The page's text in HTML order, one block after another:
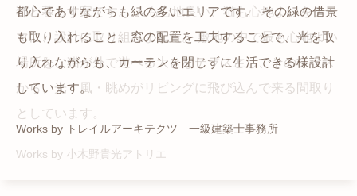
猫と暮らす家です。 人も心地良い、猫も心地よいをテー
マに、設計に取り組みました。 敷地の中で最も心地よい
場所を、猫が外で遊べる大きなテラスとし、そのテラス
から、光・風・眺めがリビングに飛び込んで来る間取り
としています。
Works by 小木野貴光アトリエ
都心でありながらも緑の多いエリアです。 その緑の借景
も取り入れること、窓の配置を工夫することで、光を取
り入れながらも、カーテンを閉じずに生活できる様設計
しています。
Works by トレイルアーキテクツ 一級建築士事務所
自然の中の岩山を切り開いて造った、ワイルドなゲスト
ハウスをイメージした空間が広がる都市型住宅です。
かつての機織り工場が、その趣を残しつつ孫世帯の住居
へと蘇りました。